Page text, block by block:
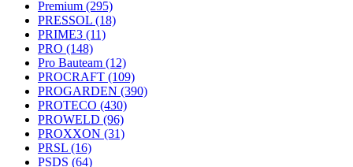
Premium (295)
PRESSOL (18)
PRIME3 (11)
PRO (148)
Pro Bauteam (12)
PROCRAFT (109)
PROGARDEN (390)
PROTECO (430)
PROWELD (96)
PROXXON (31)
PRSL (16)
PSDS (64)